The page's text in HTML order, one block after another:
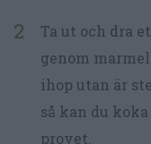
Ta ut och dra
genom
ihop utan är
så kan du
provet.